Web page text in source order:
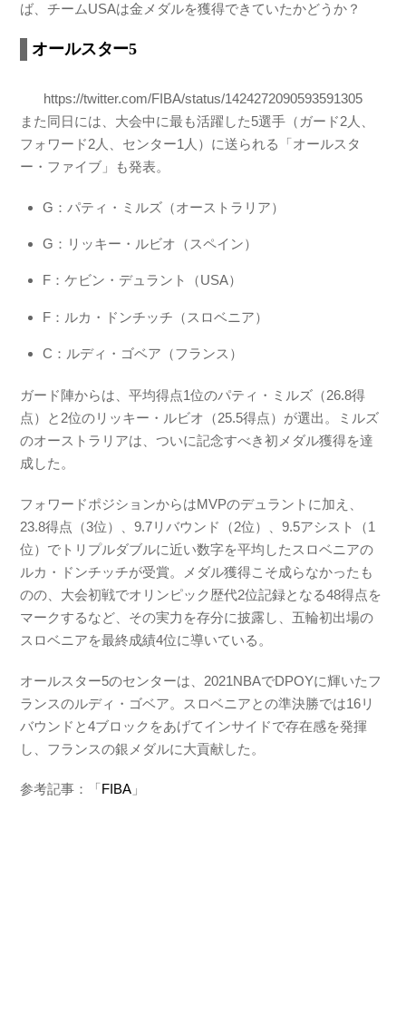
ば、チームUSAは金メダルを獲得できていたかどうか？
オールスター5
https://twitter.com/FIBA/status/1424272090593591305
また同日には、大会中に最も活躍した5選手（ガード2人、
フォワード2人、センター1人）に送られる「オールスタ
ー・ファイブ」も発表。
G：パティ・ミルズ（オーストラリア）
G：リッキー・ルビオ（スペイン）
F：ケビン・デュラント（USA）
F：ルカ・ドンチッチ（スロベニア）
C：ルディ・ゴベア（フランス）
ガード陣からは、平均得点1位のパティ・ミルズ（26.8得
点）と2位のリッキー・ルビオ（25.5得点）が選出。ミルズ
のオーストラリアは、ついに記念すべき初メダル獲得を達
成した。
フォワードポジションからはMVPのデュラントに加え、
23.8得点（3位）、9.7リバウンド（2位）、9.5アシスト（1
位）でトリプルダブルに近い数字を平均したスロベニアの
ルカ・ドンチッチが受賞。メダル獲得こそ成らなかったも
のの、大会初戦でオリンピック歴代2位記録となる48得点を
マークするなど、その実力を存分に披露し、五輪初出場の
スロベニアを最終成績4位に導いている。
オールスター5のセンターは、2021NBAでDPOYに輝いたフ
ランスのルディ・ゴベア。スロベニアとの準決勝では16リ
バウンドと4ブロックをあげてインサイドで存在感を発揮
し、フランスの銀メダルに大貢献した。
参考記事：「FIBA 」